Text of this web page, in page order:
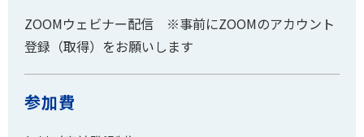
ZOOMウェビナー配信 ※事前にZOOMのアカウント
登録（取得）をお願いします
参加費